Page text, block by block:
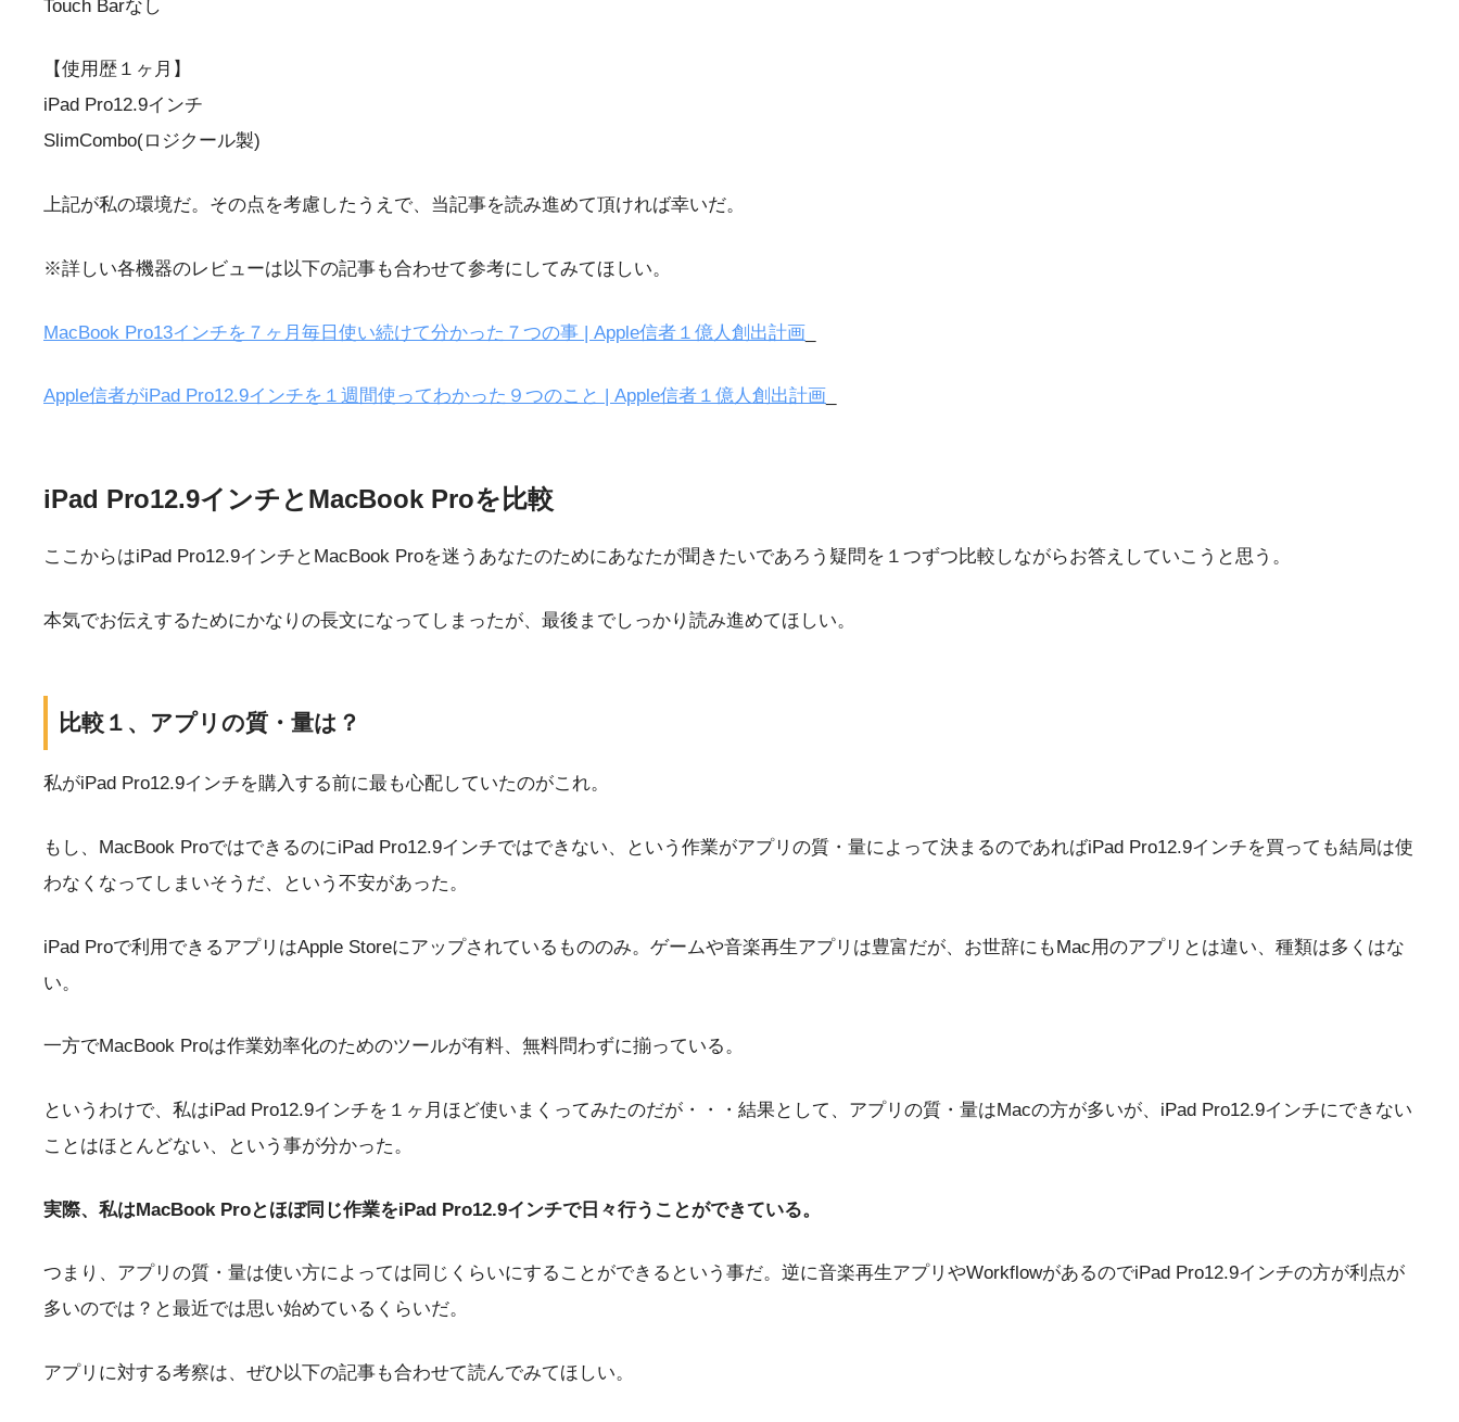
Touch Barなし
【使用歴１ヶ月】
iPad Pro12.9インチ
SlimCombo(ロジクール製)
上記が私の環境だ。その点を考慮したうえで、当記事を読み進めて頂ければ幸いだ。
※詳しい各機器のレビューは以下の記事も合わせて参考にしてみてほしい。
MacBook Pro13インチを７ヶ月毎日使い続けて分かった７つの事 | Apple信者１億人創出計画
Apple信者がiPad Pro12.9インチを１週間使ってわかった９つのこと | Apple信者１億人創出計画
iPad Pro12.9インチとMacBook Proを比較
ここからはiPad Pro12.9インチとMacBook Proを迷うあなたのためにあなたが聞きたいであろう疑問を１つずつ比較しながらお答えしていこうと思う。
本気でお伝えするためにかなりの長文になってしまったが、最後までしっかり読み進めてほしい。
比較１、アプリの質・量は？
私がiPad Pro12.9インチを購入する前に最も心配していたのがこれ。
もし、MacBook ProではできるのにiPad Pro12.9インチではできない、という作業がアプリの質・量によって決まるのであればiPad Pro12.9インチを買っても結局は使
わなくなってしまいそうだ、という不安があった。
iPad Proで利用できるアプリはApple Storeにアップされているもののみ。ゲームや音楽再生アプリは豊富だが、お世辞にもMac用のアプリとは違い、種類は多くはな
い。
一方でMacBook Proは作業効率化のためのツールが有料、無料問わずに揃っている。
というわけで、私はiPad Pro12.9インチを１ヶ月ほど使いまくってみたのだが・・・結果として、アプリの質・量はMacの方が多いが、iPad Pro12.9インチにできない
ことはほとんどない、という事が分かった。
実際、私はMacBook Proとほぼ同じ作業をiPad Pro12.9インチで日々行うことができている。
つまり、アプリの質・量は使い方によっては同じくらいにすることができるという事だ。逆に音楽再生アプリやWorkflowがあるのでiPad Pro12.9インチの方が利点が
多いのでは？と最近では思い始めているくらいだ。
アプリに対する考察は、ぜひ以下の記事も合わせて読んでみてほしい。